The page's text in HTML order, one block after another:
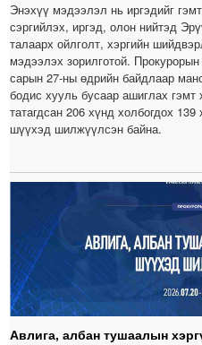
Энэхүү мэдээлэл нь иргэдийг
сэргийлэх, иргэд, олон нийтэд
талаарх ойлголт, хэргийн
мэдээлэх зорилготой.
сарын 27-ны өдрийн байдлаар
бодис хууль бусаар ашиглах гэмт
татагдсан 206 хүнд холбогдох
шүүхэд шилжүүлсэн байна.
Авлига, албан тушаалын